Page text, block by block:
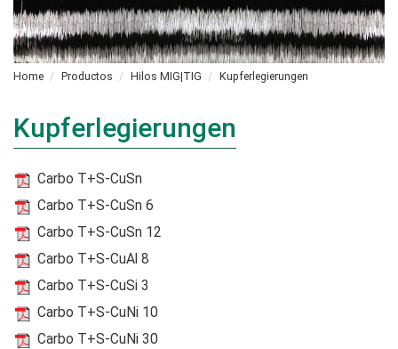
Home Productos Hilos MIG|TIG Kupferlegierungen
Kupferlegierungen
Carbo T+S-CuSn
Carbo T+S-CuSn 6
Carbo T+S-CuSn 12
Carbo T+S-CuAl 8
Carbo T+S-CuSi 3
Carbo T+S-CuNi 10
Carbo T+S-CuNi 30